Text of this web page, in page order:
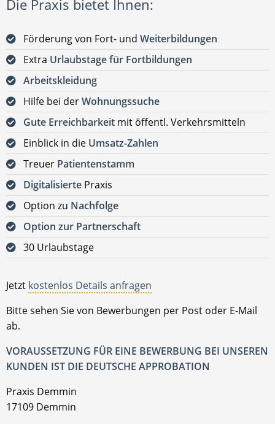
Die Praxis bietet Ihnen:
Förderung von Fort- und Weiterbildungen
Extra Urlaubstage für Fortbildungen
Arbeitskleidung
Hilfe bei derWohnungssuche
Gute Erreichbarkeit mit öffentl. Verkehrsmitteln
Einblick in die Umsatz-Zahlen
Treuer Patientenstamm
Digitalisierte Praxis
Option zu Nachfolge
Option zur Partnerschaft
30 Urlaubstage
Jetzt kostenlos Details anfragen
Bitte sehen Sie von Bewerbungen per Post oder E-Mail
ab.
VORAUSSETZUNG FÜR EINE BEWERBUNG BEI UNSEREN
KUNDEN IST DIE DEUTSCHE APPROBATION
Praxis Demmin
17109 Demmin